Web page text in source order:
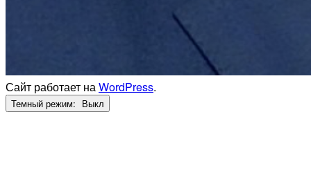
Сайт работает наWordPress.
Темный режим: